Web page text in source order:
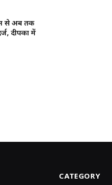
जून से अब तक
दीपका में
CATEGORY